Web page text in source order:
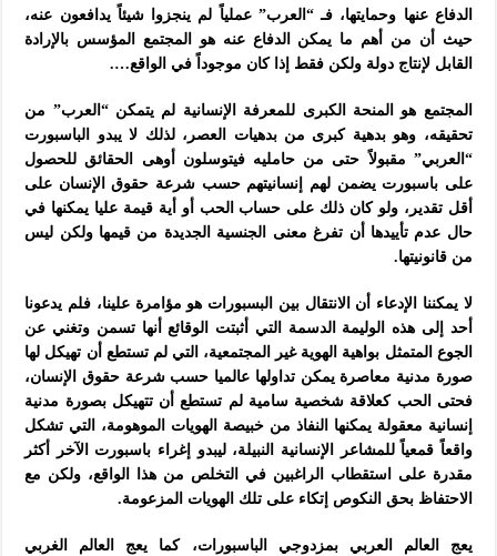
الدفاع عنها وحمايتها، فـ “العرب” عملياً لم ينجزوا شيئاً يدافعون عنه،
حيث أن من أهم ما يمكن الدفاع عنه هو المجتمع المؤسس بالإرادة
القابل لإنتاج دولة ولكن فقط إذا كان موجوداً في الواقع….
المجتمع هو المنحة الكبرى للمعرفة الإنسانية لم يتمكن “العرب” من
تحقيقه، وهو بدهية كبرى من بدهيات العصر، لذلك لا يبدو الباسبورت
“العربي” مقبولاً حتى من حامليه فيتوسلون أوهى الحقائق للحصول
على باسبورت يضمن لهم إنسانيتهم حسب شرعة حقوق الإنسان على
أقل تقدير، ولو كان ذلك على حساب الحب أو أية قيمة عليا يمكنها في
حال عدم تأييدها أن تفرغ معنى الجنسية الجديدة من قيمها ولكن ليس
من قانونيتها.
لا يمكننا الإدعاء أن الانتقال بين البسبورات هو مؤامرة علينا، فلم يدعونا
أحد إلى هذه الوليمة الدسمة التي أثبتت الوقائع أنها تسمن وتغني عن
الجوع المتمثل بواهية الهوية غير المجتمعية، التي لم تستطع أن تهيكل لها
صورة مدنية معاصرة يمكن تداولها عالميا حسب شرعة حقوق الإنسان،
فحتى الحب كعلاقة شخصية سامية لم تستطع أن تتهيكل بصورة مدنية
إنسانية معقولة يمكنها النفاذ من خبيصة الهويات الموهومة، التي تشكل
واقعاً قمعياً للمشاعر الإنسانية النبيلة، ليبدو إغراء باسبورت الآخر أكثر
مقدرة على استقطاب الراغبين في التخلص من هذا الواقع، ولكن مع
الاحتفاظ بحق النكوص إتكاء على تلك الهويات المزعومة.
يعج العالم العربي بمزدوجي الباسبورات، كما يعج العالم الغربي